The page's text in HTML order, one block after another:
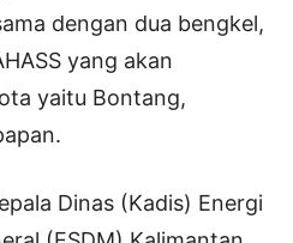
dengan dua bengkel,
yang akan
yaitu Bontang,
Dinas (Kadis) Energi